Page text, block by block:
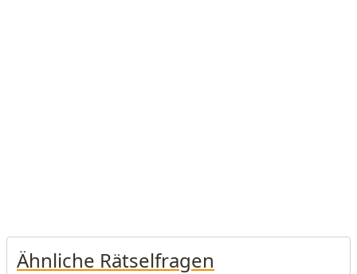
Ähnliche Rätselfragen